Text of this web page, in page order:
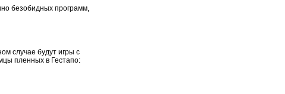
безобидных программ,
случае будут игры с
пленных в Гестапо: